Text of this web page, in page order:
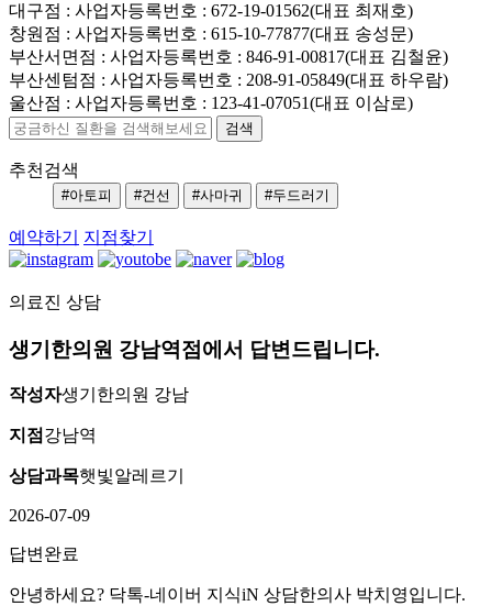
대구점 : 사업자등록번호 : 672-19-01562(대표 최재호)
창원점 : 사업자등록번호 : 615-10-77877(대표 송성문)
부산서면점 : 사업자등록번호 : 846-91-00817(대표 김철윤)
부산센텀점 : 사업자등록번호 : 208-91-05849(대표 하우람)
울산점 : 사업자등록번호 : 123-41-07051(대표 이삼로)
추천검색
#아토피 #건선 #사마귀 #두드러기
예약하기 지점찾기
루
성
피
염]
산
60
대
성
의료진 상담
생기한의원 강남역점에서 답변드립니다.
작성자생기한의원 강남
지점 강남역
상담과목햇빛알레르기
2026-07-09
답변완료
안녕하세요? 닥톡-네이버 지식iN 상담한의사 박치영입니다.